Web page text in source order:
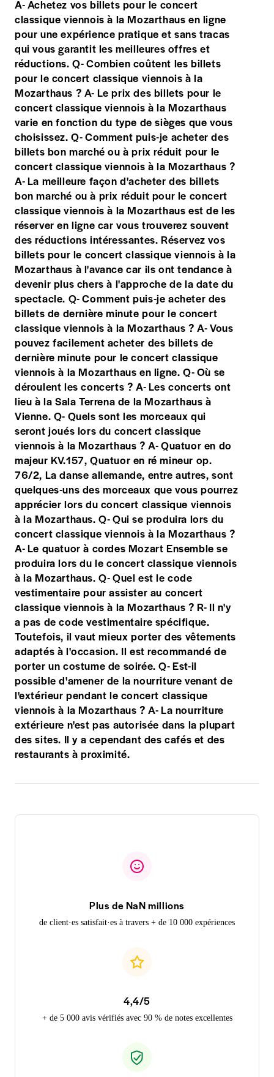
A- Achetez vos billets pour le concert
classique viennois à la Mozarthaus en ligne
pour une expérience pratique et sans tracas
qui vous garantit les meilleures offres et
réductions. Q- Combien coûtent les billets
pour le concert classique viennois à la
Mozarthaus ? A- Le prix des billets pour le
concert classique viennois à la Mozarthaus
varie en fonction du type de sièges que vous
choisissez. Q- Comment puis-je acheter des
billets bon marché ou à prix réduit pour le
concert classique viennois à la Mozarthaus ?
A- La meilleure façon d'acheter des billets
bon marché ou à prix réduit pour le concert
classique viennois à la Mozarthaus est de les
réserver en ligne car vous trouverez souvent
des réductions intéressantes. Réservez vos
billets pour le concert classique viennois à la
Mozarthaus à l'avance car ils ont tendance à
devenir plus chers à l'approche de la date du
spectacle. Q- Comment puis-je acheter des
billets de dernière minute pour le concert
classique viennois à la Mozarthaus ? A- Vous
pouvez facilement acheter des billets de
dernière minute pour le concert classique
viennois à la Mozarthaus en ligne. Q- Où se
déroulent les concerts ? A- Les concerts ont
lieu à la Sala Terrena de la Mozarthaus à
Vienne. Q- Quels sont les morceaux qui
seront joués lors du concert classique
viennois à la Mozarthaus ? A- Quatuor en do
majeur KV.157, Quatuor en ré mineur op.
76/2, La danse allemande, entre autres, sont
quelques-uns des morceaux que vous pourrez
apprécier lors du concert classique viennois
à la Mozarthaus. Q- Qui se produira lors du
concert classique viennois à la Mozarthaus ?
A- Le quatuor à cordes Mozart Ensemble se
produira lors du le concert classique viennois
à la Mozarthaus. Q- Quel est le code
vestimentaire pour assister au concert
classique viennois à la Mozarthaus ? R- Il n'y
a pas de code vestimentaire spécifique.
Toutefois, il vaut mieux porter des vêtements
adaptés à l'occasion. Il est recommandé de
porter un costume de soirée. Q- Est-il
possible d'amener de la nourriture venant de
l'extérieur pendant le concert classique
viennois à la Mozarthaus ? A- La nourriture
extérieure n'est pas autorisée dans la plupart
des sites. Il y a cependant des cafés et des
restaurants à proximité.
Plus de NaN millions
de client·es satisfait·es à travers + de 10 000 expériences
4,4/5
+ de 5 000 avis vérifiés avec 90 % de notes excellentes